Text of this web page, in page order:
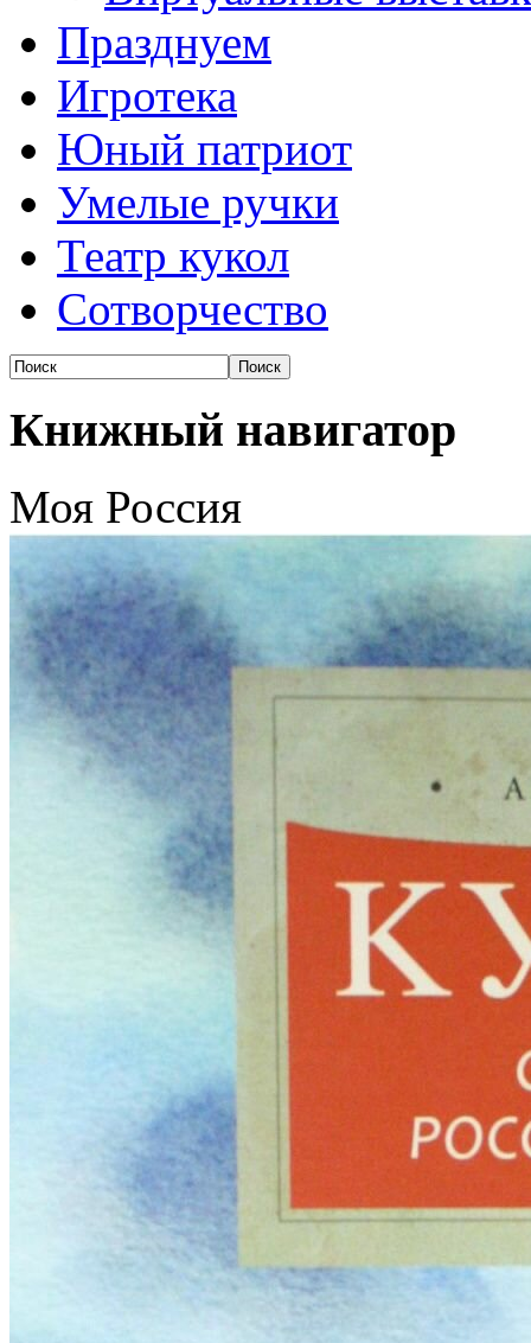
Празднуем
Игротека
Юный патриот
Умелые ручки
Театр кукол
Сотворчество
Книжный навигатор
Моя Россия